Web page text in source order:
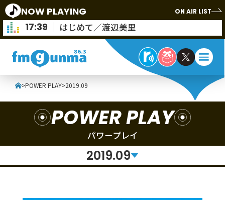
NOW PLAYING ON AIR LIST
17:39 はじめて／渡辺美里
>POWER PLAY>2019.09
POWER PLAY
パワープレイ
2019.09